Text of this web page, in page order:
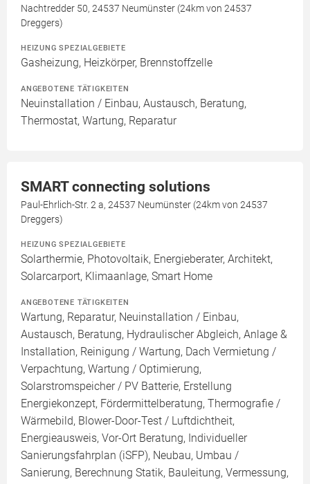
Nachtredder 50, 24537 Neumünster (24km von 24537
Dreggers)
HEIZUNG SPEZIALGEBIETE
Gasheizung, Heizkörper, Brennstoffzelle
ANGEBOTENE TÄTIGKEITEN
Neuinstallation / Einbau, Austausch, Beratung,
Thermostat, Wartung, Reparatur
SMART connecting solutions
Paul-Ehrlich-Str. 2 a, 24537 Neumünster (24km von 24537
Dreggers)
HEIZUNG SPEZIALGEBIETE
Solarthermie, Photovoltaik, Energieberater, Architekt,
Solarcarport, Klimaanlage, Smart Home
ANGEBOTENE TÄTIGKEITEN
Wartung, Reparatur, Neuinstallation / Einbau,
Austausch, Beratung, Hydraulischer Abgleich, Anlage &
Installation, Reinigung / Wartung, Dach Vermietung /
Verpachtung, Wartung / Optimierung,
Solarstromspeicher / PV Batterie, Erstellung
Energiekonzept, Fördermittelberatung, Thermografie /
Wärmebild, Blower-Door-Test / Luftdichtheit,
Energieausweis, Vor-Ort Beratung, Individueller
Sanierungsfahrplan (iSFP), Neubau, Umbau /
Sanierung, Berechnung Statik, Bauleitung, Vermessung,